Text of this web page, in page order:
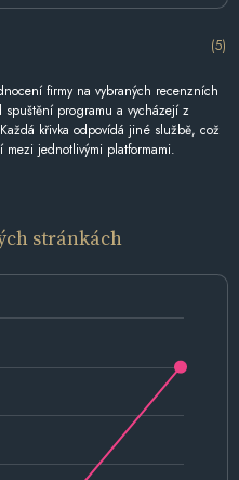
(5)
firmy na vybraných recenzních
programu a vycházejí z
křivka odpovídá jiné službě, což
jednotlivými platformami.
stránkách